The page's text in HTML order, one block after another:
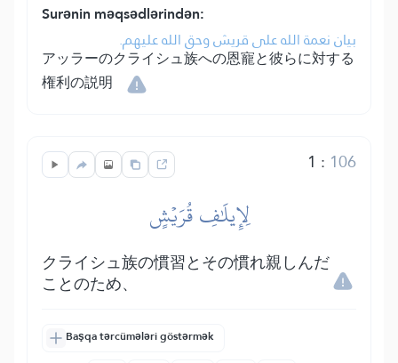
Surənin məqsədlərindən:
بيان نعمة الله على قريش وحق الله عليهم.
アッラーのクライシュ族への恩寵と彼らに対する
権利の説明
1 : 106
لِإِيلَٰفِ قُرَيۡشٍ
クライシュ族の慣習とその慣れ親しんだ
ことのため、
Başqa tərcümələri göstərmək